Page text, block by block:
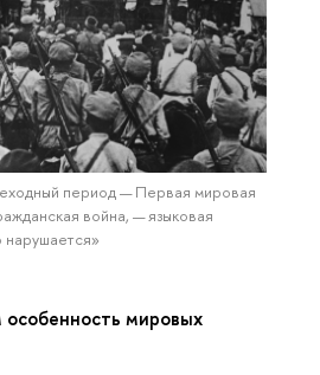
период — Первая мировая
война, — языковая
нарушается»
мировых